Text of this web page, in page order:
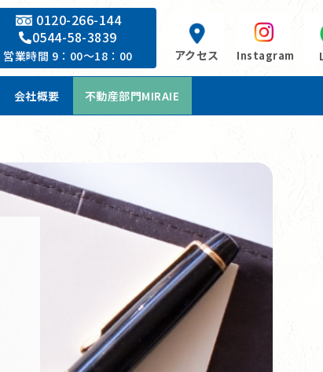
0120-266-144
0544-58-3839
営業時間 9：00～18：00 アクセス Instagram
会社概要 不動産部門MIRAIE